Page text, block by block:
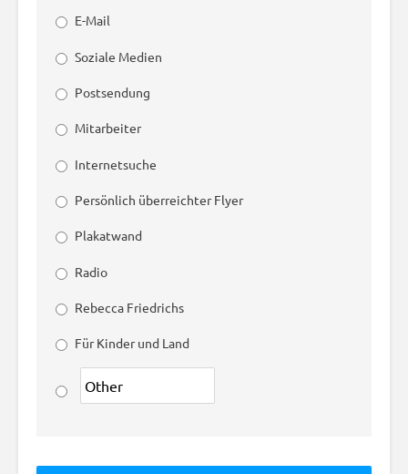
E-Mail
Soziale Medien
Postsendung
Mitarbeiter
Internetsuche
Persönlich überreichter Flyer
Plakatwand
Radio
Rebecca Friedrichs
Für Kinder und Land